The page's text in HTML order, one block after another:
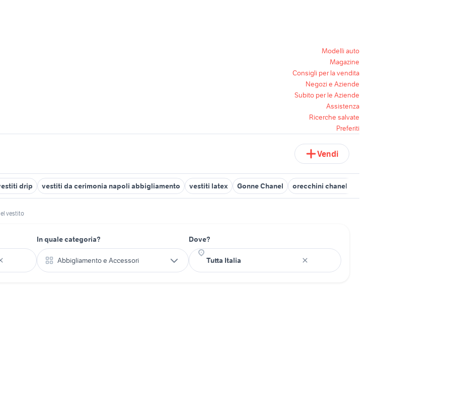
Modelli auto
Magazine
Consigli per la vendita
Negozi e Aziende
Subito per le Aziende
Assistenza
Ricerche salvate
Preferiti
Vendi
drip vestiti da cerimonia napoli abbigliamento vestiti latex Gonne Chanel orecchini chanel pendenti
vestito
In quale categoria?
Abbigliamento e Accessori
Dove?